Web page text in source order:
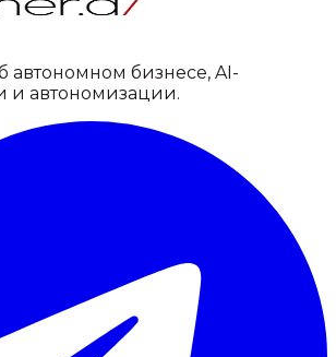
автономном бизнесе, AI-
и автономизации.